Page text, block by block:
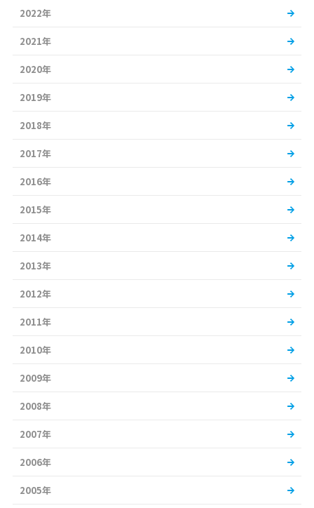
2022年
2021年
2020年
2019年
2018年
2017年
2016年
2015年
2014年
2013年
2012年
2011年
2010年
2009年
2008年
2007年
2006年
2005年